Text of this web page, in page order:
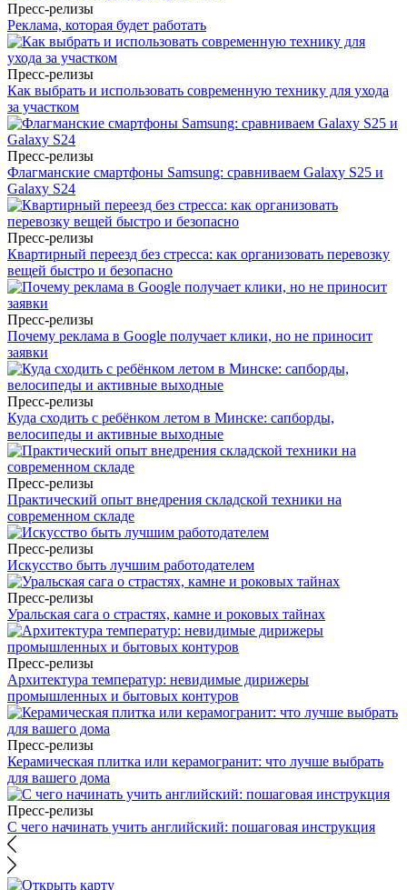
Пресс-релизы
Реклама, которая будет работать
Пресс-релизы
Как выбрать и использовать современную технику для ухода
за участком
Пресс-релизы
Флагманские смартфоны Samsung: сравниваем Galaxy S25 и
Galaxy S24
Пресс-релизы
Квартирный переезд без стресса: как организовать перевозку
вещей быстро и безопасно
Пресс-релизы
Почему реклама в Google получает клики, но не приносит
заявки
Пресс-релизы
Куда сходить с ребёнком летом в Минске: сапборды,
велосипеды и активные выходные
Пресс-релизы
Практический опыт внедрения складской техники на
современном складе
Пресс-релизы
Искусство быть лучшим работодателем
Пресс-релизы
Уральская сага о страстях, камне и роковых тайнах
Пресс-релизы
Архитектура температур: невидимые дирижеры
промышленных и бытовых контуров
Пресс-релизы
Керамическая плитка или керамогранит: что лучше выбрать
для вашего дома
Пресс-релизы
С чего начинать учить английский: пошаговая инструкция